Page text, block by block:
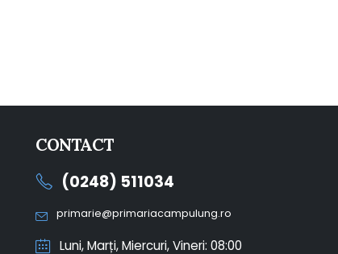
CONTACT
(0248) 511034
primarie@primariacampulung.ro
Luni, Marți, Miercuri, Vineri: 08:00